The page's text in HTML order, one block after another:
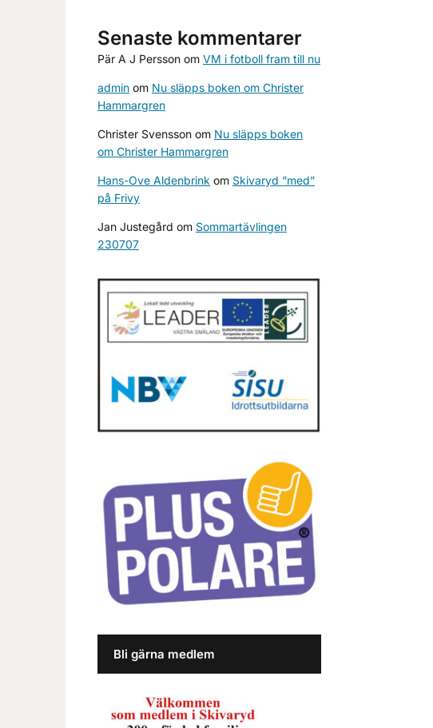
Senaste kommentarer
Pär A J Persson om VM i fotboll fram till nu
admin om Nu släpps boken om Christer
Hammargren
Christer Svensson om Nu släpps boken
om Christer Hammargren
Hans-Ove Aldenbrink om Skivaryd ”med”
på Frivy
Jan Justegård om Sommartävlingen
230707
Bli gärna medlem